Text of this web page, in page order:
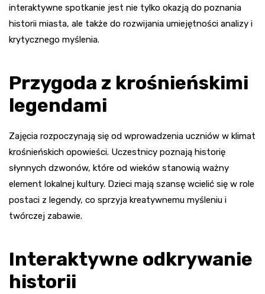
interaktywne spotkanie jest nie tylko okazją do poznania
historii miasta, ale także do rozwijania umiejętności analizy i
krytycznego myślenia.
Przygoda z krośnieńskimi
legendami
Zajęcia rozpoczynają się od wprowadzenia uczniów w klimat
krośnieńskich opowieści. Uczestnicy poznają historię
słynnych dzwonów, które od wieków stanowią ważny
element lokalnej kultury. Dzieci mają szansę wcielić się w role
postaci z legendy, co sprzyja kreatywnemu myśleniu i
twórczej zabawie.
Interaktywne odkrywanie
historii